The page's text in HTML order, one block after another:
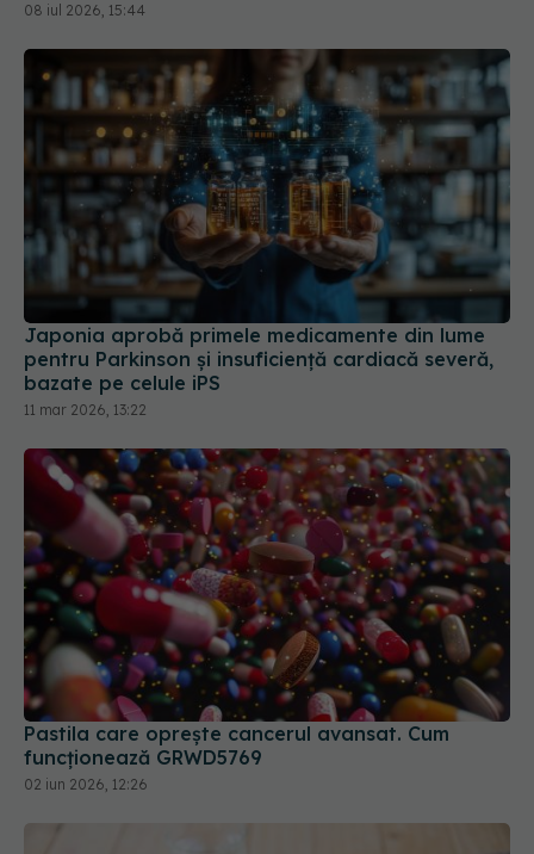
08 iul 2026, 15:44
Japonia aprobă primele medicamente din lume
pentru Parkinson și insuficiență cardiacă severă,
bazate pe celule iPS
11 mar 2026, 13:22
Pastila care oprește cancerul avansat. Cum
funcționează GRWD5769
02 iun 2026, 12:26